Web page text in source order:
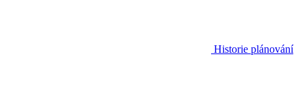
Historie plánování